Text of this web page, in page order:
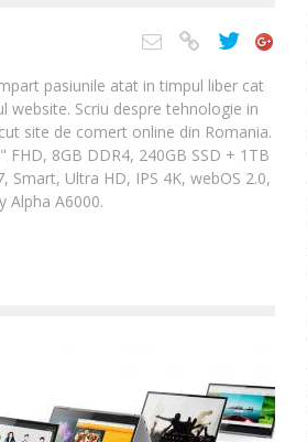
pasiunile atat in timpul liber cat
website. Scriu despre tehnologie in
site de comert online din Romania.
8GB DDR4, 240GB SSD + 1TB
Smart, Ultra HD, IPS 4K, webOS 2.0,
Alpha A6000.